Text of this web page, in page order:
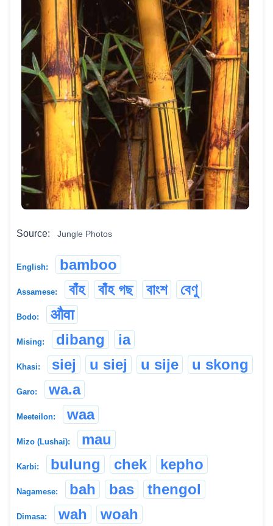
Source: Jungle Photos
English: bamboo
Assamese: বাঁহ বাঁহ গছ বাংশ বেণু
Bodo: औवा
Mising: dibang ia
Khasi: siej u siej u sije u skong
Garo: wa.a
Meeteilon: waa
Mizo (Lushai): mau
Karbi: bulung chek kepho
Nagamese: bah bas thengol
Dimasa: wah woah